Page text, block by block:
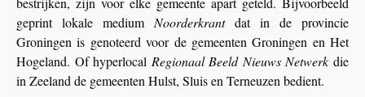
geprint lokale mediumNoorderkrantdat in de provincie
Groningen is genoteerd voor de gemeenten Groningen en Het
Hogeland. Of hyperlocal Regionaal Beeld Nieuws Netwerk die
in Zeeland de gemeenten Hulst, Sluis en Terneuzen bedient.